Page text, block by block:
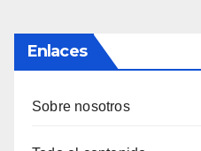
Enlaces
Sobre nosotros